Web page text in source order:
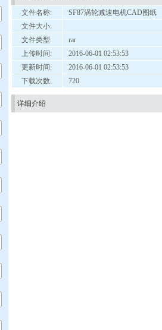
文件名称:
SF87涡轮减速电机CAD图纸
文件大小:
文件类型:
rar
上传时间:
2016-06-01 02:53:53
更新时间:
2016-06-01 02:53:53
下载次数:
720
详细介绍